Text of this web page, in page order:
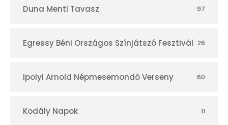
Duna Menti Tavasz 97
Egressy Béni Országos Színjátszó Fesztivál 26
Ipolyi Arnold Népmesemondó Verseny 60
Kodály Napok 11